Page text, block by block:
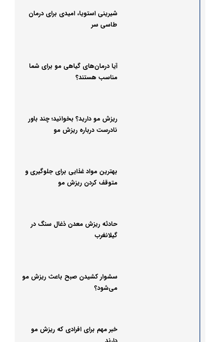
شیرینی استویا، امیدی برای درمان
طاسی سر
آیا درمان‌های گیاهی مو برای شما
مناسب هستند؟
ریزش مو دارید؟ بخوانید؛ چند باور
نادرست درباره ریزش مو
بهترین مواد غذایی برای جلوگیری و
متوقف کردن ریزش مو
حادثه ریزش معدن ذغال سنگ در
گیلانغرب
سشوار کشیدن صبح باعث ریزش مو
می‌شود؟
خبر مهم برای افرادی که ریزش مو